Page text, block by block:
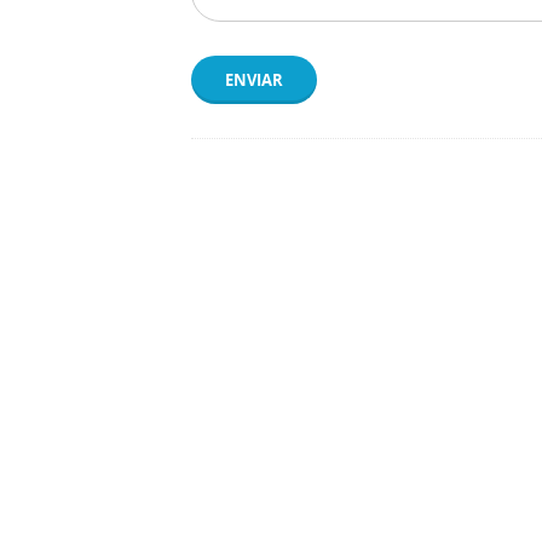
ENVIAR